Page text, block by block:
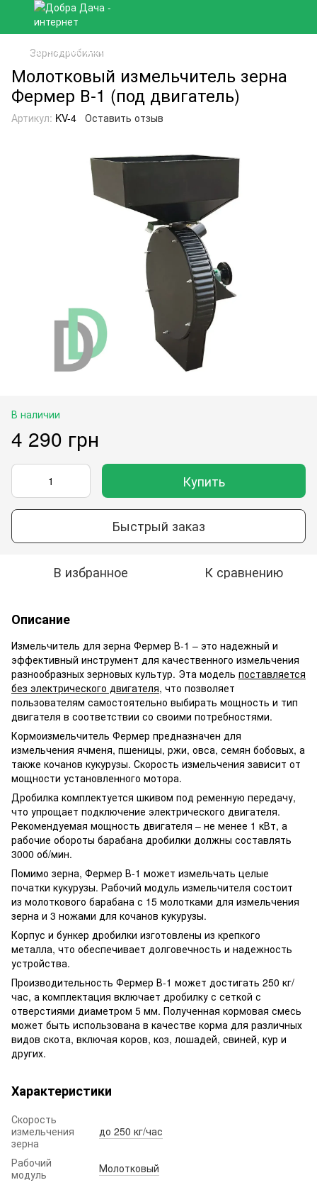
Зернодробилки
Молотковый измельчитель зерна
Фермер В-1 (под двигатель)
Артикул: KV-4 Оставить отзыв
В наличии
4 290 грн
Купить
Быстрый заказ
В избранное К сравнению
Описание
Измельчитель для зерна Фермер В-1 – это надежный и
эффективный инструмент для качественного измельчения
разнообразных зерновых культур. Эта модель поставляется
без электрического двигателя, что позволяет
пользователям самостоятельно выбирать мощность и тип
двигателя в соответствии со своими потребностями.
Кормоизмельчитель Фермер предназначен для
измельчения ячменя, пшеницы, ржи, овса, семян бобовых, а
также кочанов кукурузы. Скорость измельчения зависит от
мощности установленного мотора.
Дробилка комплектуется шкивом под ременную передачу,
что упрощает подключение электрического двигателя.
Рекомендуемая мощность двигателя – не менее 1 кВт, а
рабочие обороты барабана дробилки должны составлять
3000 об/мин.
Помимо зерна, Фермер В-1 может измельчать целые
початки кукурузы. Рабочий модуль измельчителя состоит
из молоткового барабана с 15 молотками для измельчения
зерна и 3 ножами для кочанов кукурузы.
Корпус и бункер дробилки изготовлены из крепкого
металла, что обеспечивает долговечность и надежность
устройства.
Производительность Фермер В-1 может достигать 250 кг/
час, а комплектация включает дробилку с сеткой с
отверстиями диаметром 5 мм. Полученная кормовая смесь
может быть использована в качестве корма для различных
видов скота, включая коров, коз, лошадей, свиней, кур и
других.
Характеристики
Скорость
измельчения
зерна
до 250 кг/час
Рабочий
модуль
Молотковый